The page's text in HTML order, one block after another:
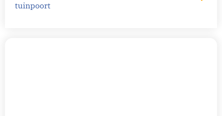
tuinpoort